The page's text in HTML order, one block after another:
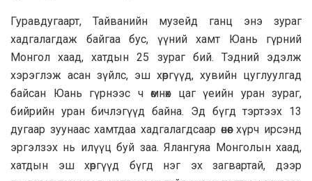
Гуравдугаарт, Тайванийн музейд ганц энэ зураг
хадгалагдаж байгаа бус, үүний хамт Юань гүрний
Монгол хаад, хатдын 25 зураг бий. Тэдний эдэлж
хэрэглэж асан зүйлс, эш хөргүүд, хувийн цуглуулгад
байсан Юань гүрнээс ч өмнөх цаг үеийн уран зураг,
бийрийн уран бичлэгүүд байна. Эд бүгд тэртээх 13
дугаар зуунаас хамтдаа хадгалагдсаар өнөөг хүрч ирсэнд
эргэлзэх нь илүүц буй заа. Ялангуяа Монголын хаад,
хатдын эш хөргүүд бүгд нэг эх загвартай, дээр